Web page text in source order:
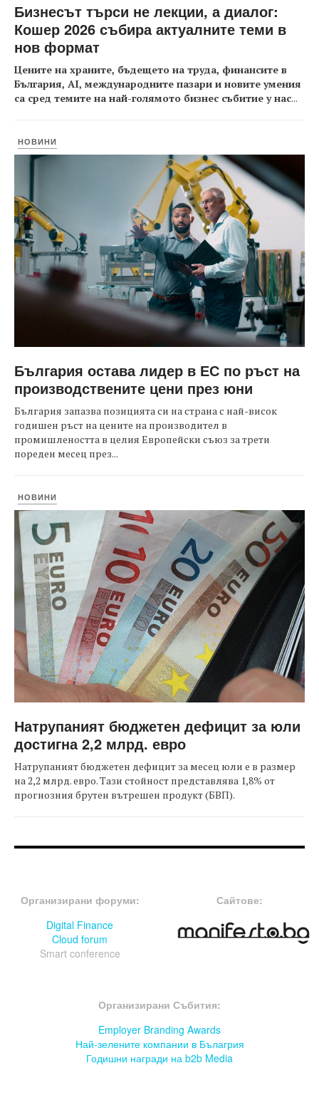
Бизнесът търси не лекции, а диалог:
Кошер 2026 събира актуалните теми в
нов формат
Цените на храните, бъдещето на труда, финансите в
България, AI, международните пазари и новите умения
са сред темите на най-голямото бизнес събитие у нас...
НОВИНИ
България остава лидер в ЕС по ръст на
производствените цени през юни
България запазва позицията си на страна с най-висок
годишен ръст на цените на производител в
промишлеността в целия Европейски съюз за трети
пореден месец през...
НОВИНИ
Натрупаният бюджетен дефицит за юли
достигна 2,2 млрд. евро
Натрупаният бюджетен дефицит за месец юли е в размер
на 2,2 млрд. евро. Тази стойност представлява 1,8% от
прогнозния брутен вътрешен продукт (БВП).
Организирани форуми:
Digital Finance
Cloud forum
Smart conference
Сайтове:
Организирани Събития:
Employer Branding Awards
Най-зелените компании в Бълагрия
Годишни награди на b2b Media